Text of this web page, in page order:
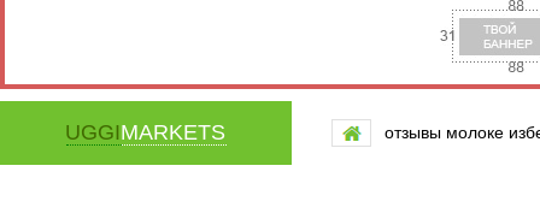
UGGIMARKETS отзывы молоке